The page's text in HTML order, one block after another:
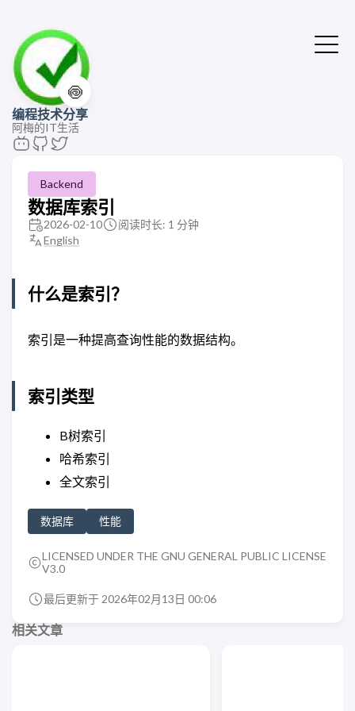
🍥
编程技术分享
阿梅的IT生活
Backend
数据库索引
2026-02-10
阅读时长: 1 分钟
English
什么是索引？
索引是一种提高查询性能的数据结构。
索引类型
B树索引
哈希索引
全文索引
数据库 性能
LICENSED UNDER THE GNU GENERAL PUBLIC LICENSE
V3.0
最后更新于 2026年02月13日 00:06
相关文章